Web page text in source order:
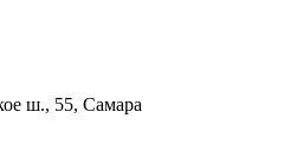
ш., 55, Самара